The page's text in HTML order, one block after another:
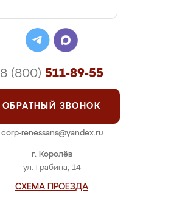
г. Королёв
ул. Грабина, 14
СХЕМА ПРОЕЗДА
8 (800) 511-89-55
ОБРАТНЫЙ ЗВОНОК
corp-renessans@yandex.ru